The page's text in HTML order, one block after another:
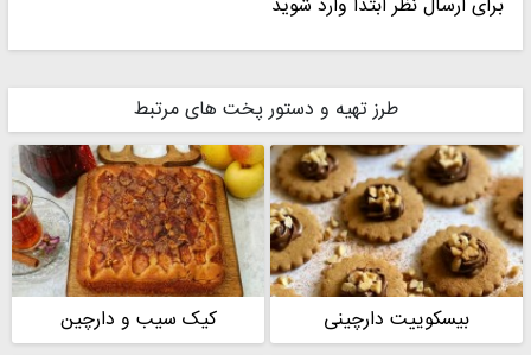
♥hajar76♥
✔️Mrs_rad_73
سَـــــلویٰ آشپزخونه نگار
برای ارسال نظر ابتدا وارد شوید
طرز تهیه و دستور پخت های مرتبط
بیسکوییت دارچینی کیک سیب و دارچین